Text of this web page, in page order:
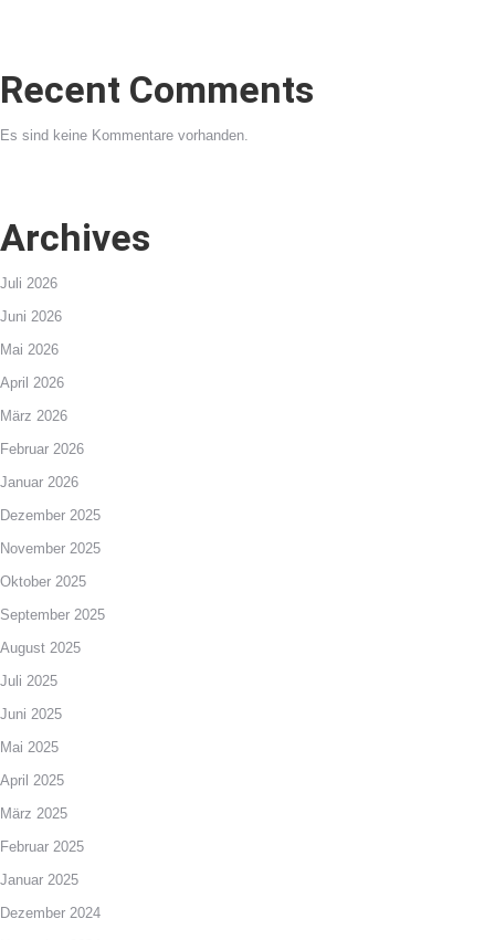
Recent Comments
Es sind keine Kommentare vorhanden.
Archives
Juli 2026
Juni 2026
Mai 2026
April 2026
März 2026
Februar 2026
Januar 2026
Dezember 2025
November 2025
Oktober 2025
September 2025
August 2025
Juli 2025
Juni 2025
Mai 2025
April 2025
März 2025
Februar 2025
Januar 2025
Dezember 2024